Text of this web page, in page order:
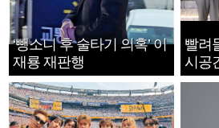
‘뺑소니 후 술타기 의혹’ 이
재룡 재판행
빨려
시공
지는